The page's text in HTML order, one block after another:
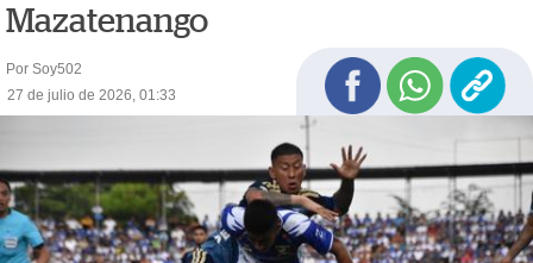
Mazatenango
Por Soy502
27 de julio de 2026, 01:33